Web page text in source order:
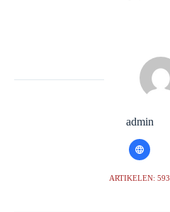
admin
ARTIKELEN: 593